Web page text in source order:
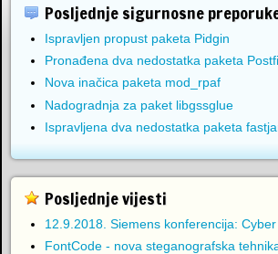
Posljednje sigurnosne
Ispravljen propust paketa Pidgin
Pronađena dva nedostatka paketa
Nova inačica paketa mod_rpaf
Nadogradnja za paket libgssglue
Ispravljena dva nedostatka paketa
Posljednje vijesti
12.9.2018. Siemens konferencija:
FontCode - nova steganografska